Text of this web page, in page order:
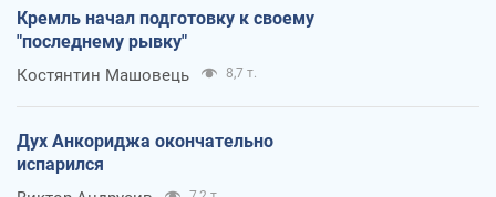
Кремль начал подготовку к своему
"последнему рывку"
Костянтин Машовець 8,7 т.
Дух Анкориджа окончательно
испарился